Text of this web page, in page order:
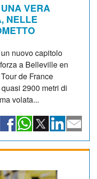
VERA
NELLE
nuovo capitolo
a Belleville en
de France
2900 metri di
volata...